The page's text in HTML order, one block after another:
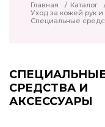
Главная / Каталог
Уход за кожей рук и
Специальные
СРЕДСТВА И
АКСЕССУАРЫ